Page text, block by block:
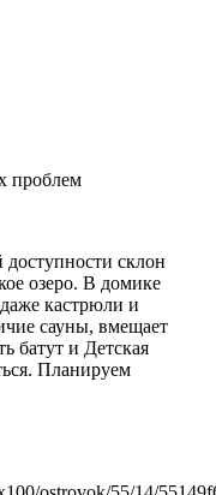
проблем
склон
озеро. В домике
кастрюли и
сауны, вмещает
батут и Детская
Планируем